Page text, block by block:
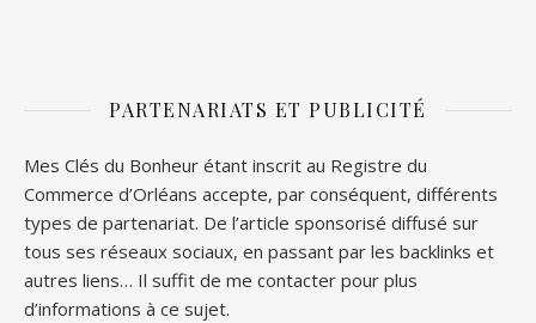
PARTENARIATS ET PUBLICITÉ
Mes Clés du Bonheur étant inscrit au Registre du
Commerce d’Orléans accepte, par conséquent, différents
types de partenariat. De l’article sponsorisé diffusé sur
tous ses réseaux sociaux, en passant par les backlinks et
autres liens… Il suffit de me contacter pour plus
d’informations à ce sujet.